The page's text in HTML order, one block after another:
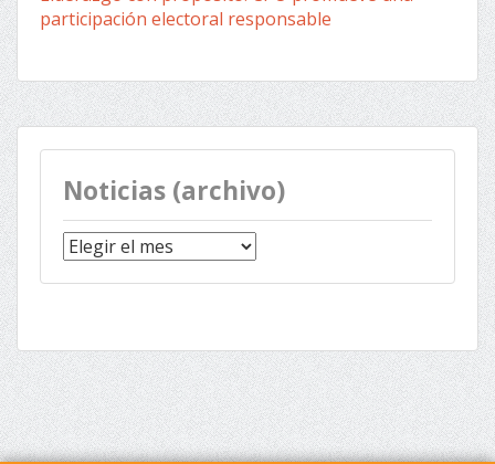
participación electoral responsable
Noticias (archivo)
Noticias
(archivo)